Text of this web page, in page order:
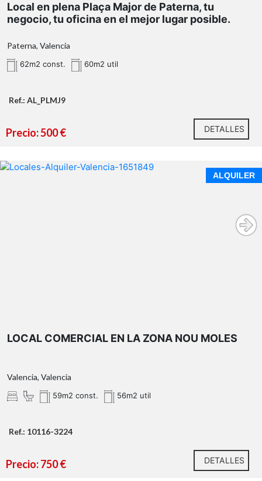
Local en plena Plaça Major de Paterna, tu
negocio, tu oficina en el mejor lugar posible.
Paterna, Valencia
62m2 const. 60m2 util
Ref.: AL_PLMJ9
Precio: 500 € DETALLES
ALQUILER
LOCAL COMERCIAL EN LA ZONA NOU MOLES
Valencia, Valencia
59m2 const. 56m2 util
Ref.: 10116-3224
Precio: 750 € DETALLES